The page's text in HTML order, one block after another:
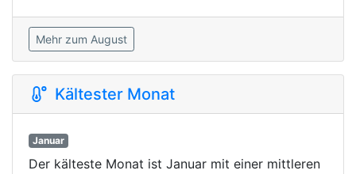
Mehr zum August
Kältester Monat
Januar
Der kälteste Monat ist Januar mit einer mittleren